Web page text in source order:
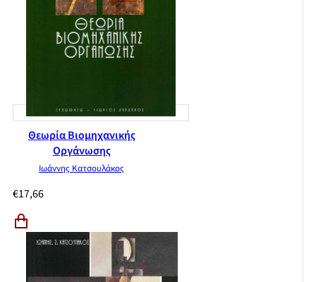
Θεωρία Βιομηχανικής
Οργάνωσης
Ιωάννης Κατσουλάκος
€17,66